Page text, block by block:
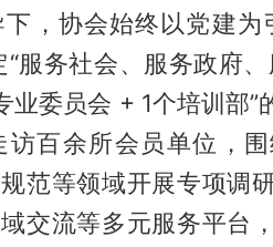
，协会始终以党建为
服务社会、服务政府、
业委员会 + 1个培训部”
百余所会员单位，
范等领域开展专项调
交流等多元服务平台